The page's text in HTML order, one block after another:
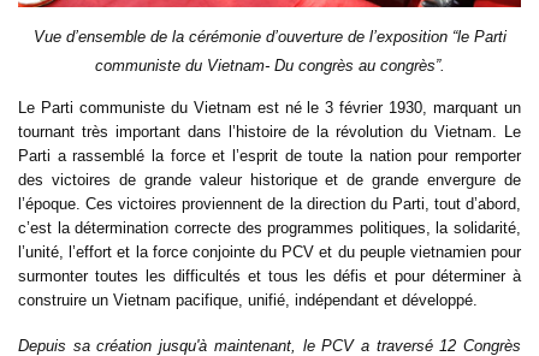
Vue d’ensemble de la cérémonie d’ouverture de l’exposition “le Parti
communiste du Vietnam- Du congrès au congrès”.
Le Parti communiste du Vietnam est né le 3 février 1930, marquant un
tournant très important dans l’histoire de la révolution du Vietnam. Le
Parti a rassemblé la force et l’esprit de toute la nation pour remporter
des victoires de grande valeur historique et de grande envergure de
l’époque. Ces victoires proviennent de la direction du Parti, tout d’abord,
c’est la détermination correcte des programmes politiques, la solidarité,
l’unité, l’effort et la force conjointe du PCV et du peuple vietnamien pour
surmonter toutes les difficultés et tous les défis et pour déterminer à
construire un Vietnam pacifique, unifié, indépendant et développé.
Depuis sa création jusqu'à maintenant, le PCV a traversé 12 Congrès